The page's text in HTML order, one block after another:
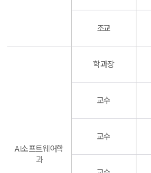
조교
AI소프트웨어학
과
학과장
교수
교수